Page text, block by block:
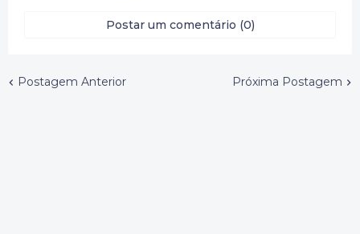
Postar um comentário (0)
Postagem Anterior Próxima Postagem